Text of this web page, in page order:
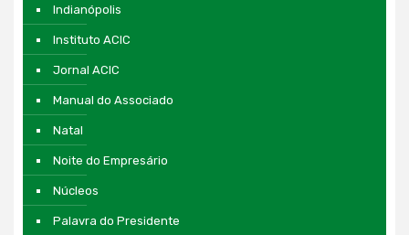
Indianópolis
Instituto ACIC
Jornal ACIC
Manual do Associado
Natal
Noite do Empresário
Núcleos
Palavra do Presidente